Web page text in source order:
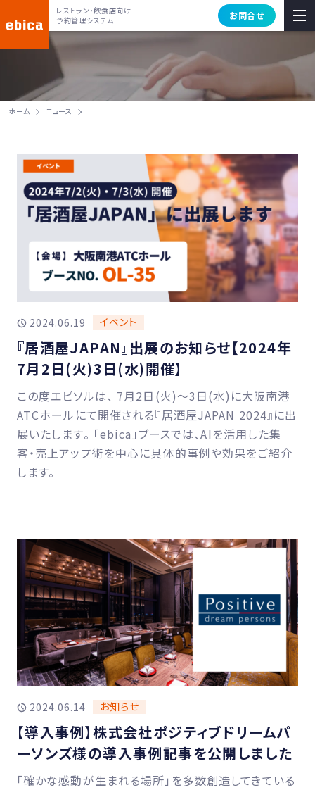
レストラン・飲食店向け
予約管理システム
お問合せ
ホーム ニュース
2024.06.19 イベント
『居酒屋JAPAN』出展のお知らせ【2024年
7月2日(火)3日(水)開催】
この度エビソルは、 7月2日(火)〜3日(水)に大阪南港
ATCホールにて開催される『居酒屋JAPAN 2024』に出
展いたします。 「ebica」ブースでは、AIを活用した集
客・売上アップ術を中心に具体的事例や効果をご紹介
します。
2024.06.14 お知らせ
【導入事例】株式会社ポジティブドリームパ
ーソンズ様の導入事例記事を公開しました
「確かな感動が生まれる場所」を多数創造してきている